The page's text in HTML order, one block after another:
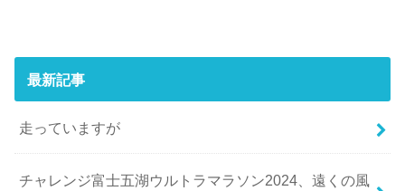
最新記事
走っていますが
チャレンジ富士五湖ウルトラマラソン2024、遠くの風